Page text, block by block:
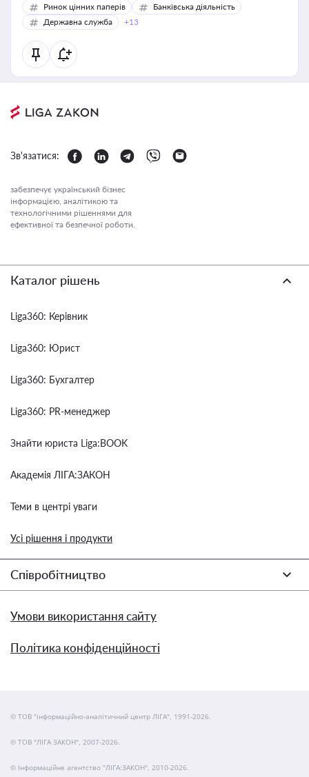
Ринок цінних паперів
Банківська діяльність
Державна служба
+13
Зв'язатися:
забезпечує український бізнес
інформацією, аналітикою та
технологічними рішеннями для
ефективної та безпечної роботи.
Каталог рішень
Liga360: Керівник
Liga360: Юрист
Liga360: Бухгалтер
Liga360: PR-менеджер
Знайти юриста Liga:BOOK
Академія ЛІГА:ЗАКОН
Теми в центрі уваги
Усі рішення і продукти
Співробітництво
Умови використання сайту
Політика конфіденційності
© ТОВ "інформаційно-аналітичний центр ЛІГА", 1991-2026.
© ТОВ "ЛІГА ЗАКОН", 2007-2026.
© Інформаційне агентство "ЛІГА:ЗАКОН", 2010-2026.